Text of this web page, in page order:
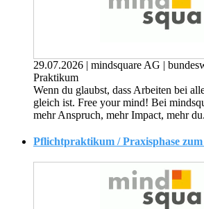
29.07.2026 | mindsquare AG |
Praktikum
Wenn du glaubst, dass Arbeiten bei
gleich ist. Free your mind! Bei
mehr Anspruch, mehr Impact, mehr